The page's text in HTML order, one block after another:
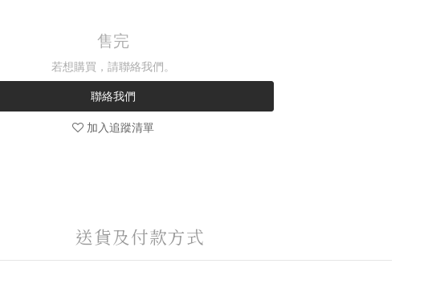
售完
若想購買，請聯絡我們。
聯絡我們
加入追蹤清單
送貨及付款方式